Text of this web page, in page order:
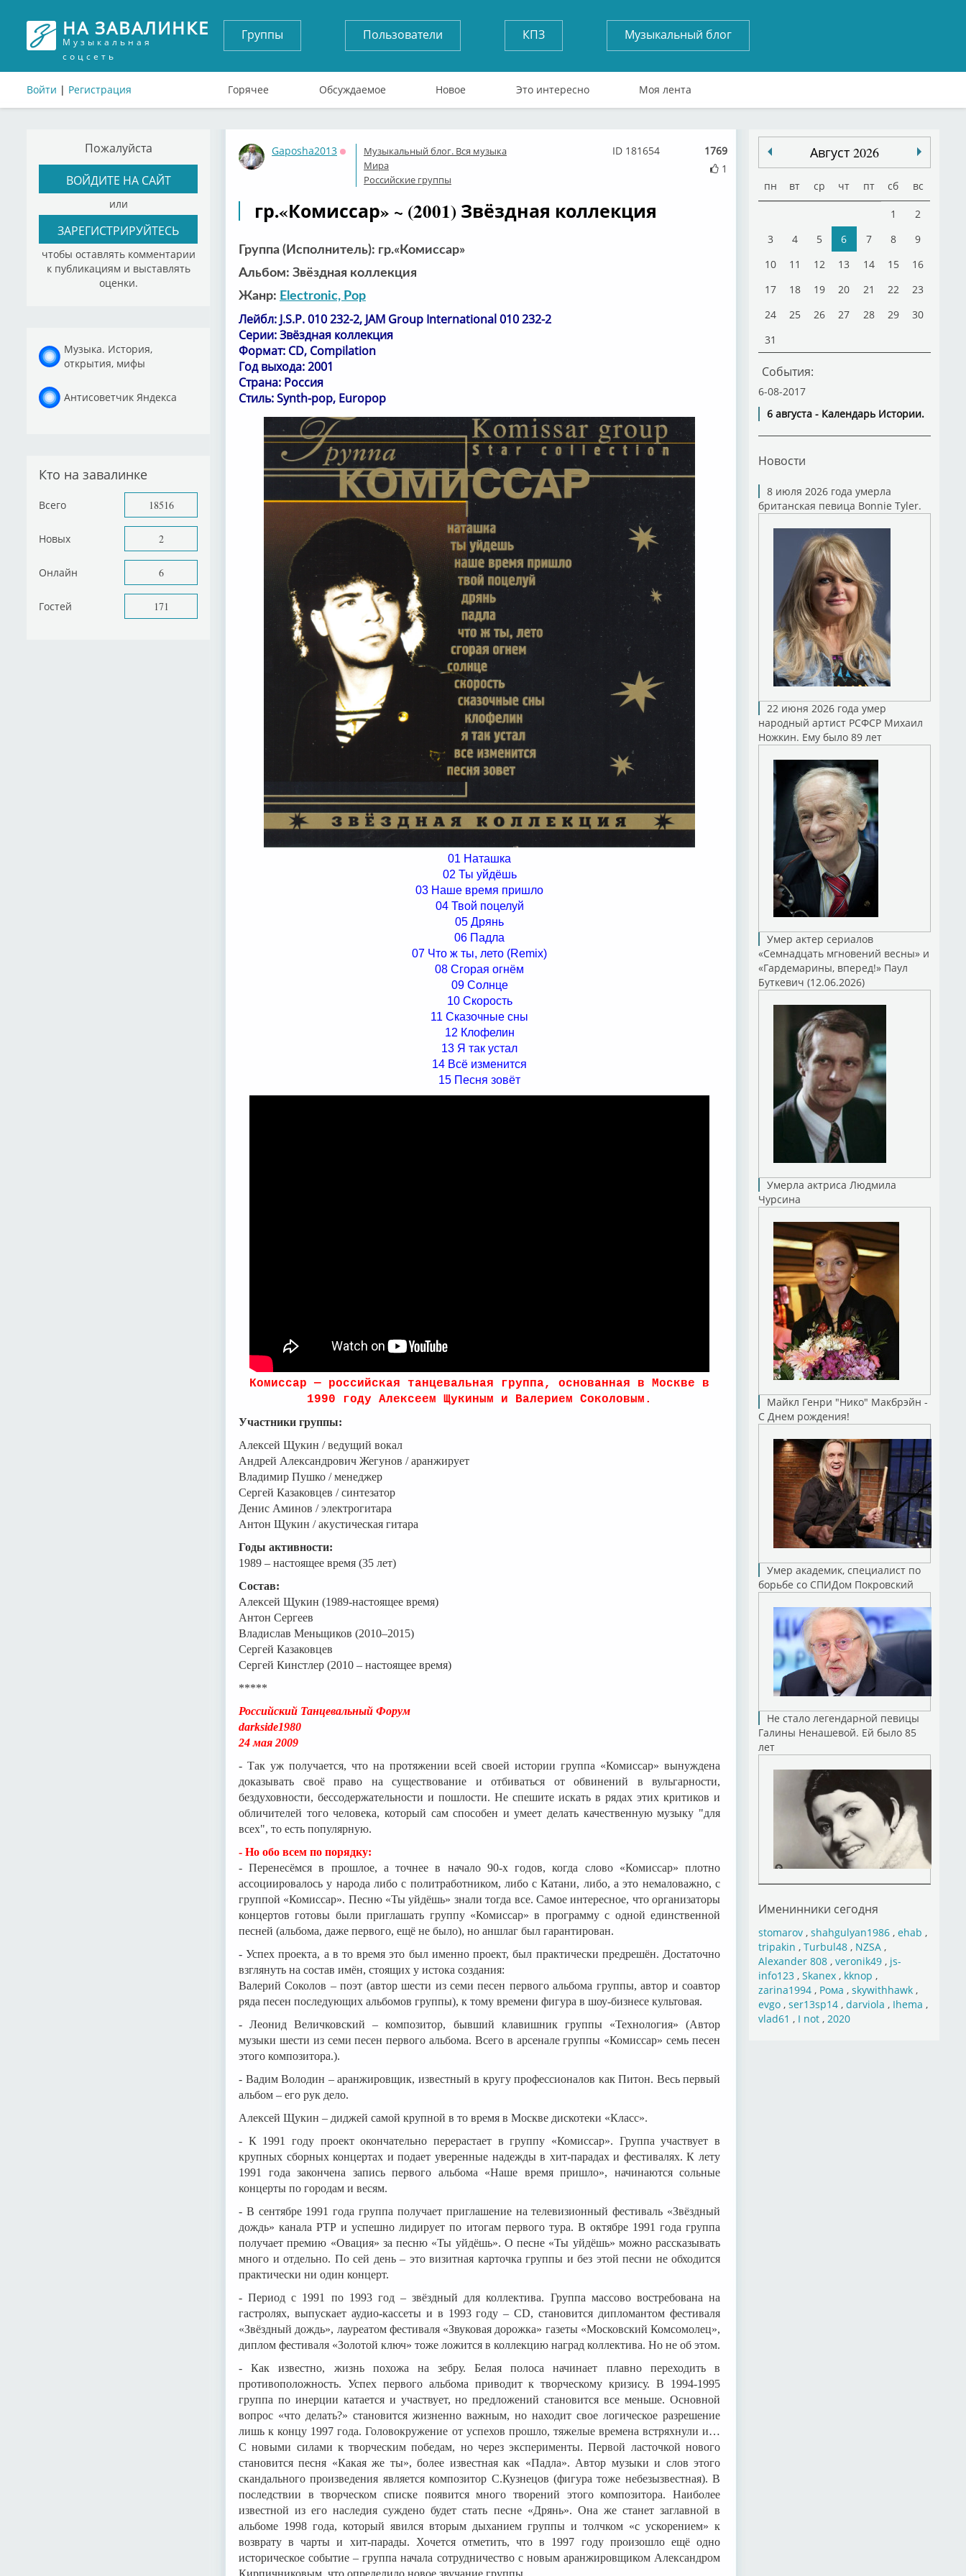
НА ЗАВАЛИНКЕ
Музыкальная
соцсеть
Войти | Регистрация
Группы Пользователи КПЗ Музыкальный блог
Горячее Обсуждаемое Новое Это интересно Моя лента
Пожалуйста
ВОЙДИТЕ НА САЙТ
или
ЗАРЕГИСТРИРУЙТЕСЬ
чтобы оставлять комментарии
к публикациям и выставлять
оценки.
Музыка. История,
открытия, мифы
Антисоветчик Яндекса
Кто на завалинке
Всего 18516
Новых 2
Онлайн 6
Гостей 171
Gaposha2013
Оффлайн
Музыкальный блог. Вся музыка
Мира
Российские группы
1769
1
ID 181654
гр.«Комиссар» ~ (2001) Звёздная коллекция
Группа (Исполнитель): гр.«Комиссар»
Альбом: Звёздная коллекция
Жанр: Electronic, Pop
Лейбл: J.S.P. 010 232-2, JAM Group International 010 232-2
Серии: Звёздная коллекция
Формат: CD, Compilation
Год выхода: 2001
Страна: Россия
Стиль: Synth-pop, Europop
01 Наташка
02 Ты уйдёшь
03 Наше время пришло
04 Твой поцелуй
05 Дрянь
06 Падла
07 Что ж ты, лето (Remix)
08 Сгорая огнём
09 Солнце
10 Скорость
11 Сказочные сны
12 Клофелин
13 Я так устал
14 Всё изменится
15 Песня зовёт
Комиссар — российская танцевальная группа, основанная в Москве в
1990 году Алексеем Щукиным и Валерием Соколовым.
Участники группы:
Алексей Щукин / ведущий вокал
Андрей Александрович Жегунов / аранжирует
Владимир Пушко / менеджер
Сергей Казаковцев / синтезатор
Денис Аминов / электрогитара
Антон Щукин / акустическая гитара
Годы активности:
1989 – настоящее время (35 лет)
Состав:
Алексей Щукин (1989-настоящее время)
Антон Сергеев
Владислав Меньщиков (2010–2015)
Сергей Казаковцев
Сергей Кинстлер (2010 – настоящее время)
*****
Российский Танцевальный Форум
darkside1980
24 мая 2009
- Так уж получается, что на протяжении всей своей истории группа «Комиссар» вынуждена
доказывать своё право на существование и отбиваться от обвинений в вульгарности,
бездуховности, бессодержательности и пошлости. Не спешите искать в рядах этих критиков и
обличителей того человека, который сам способен и умеет делать качественную музыку "для
всех", то есть популярную.
- Но обо всем по порядку:
- Перенесёмся в прошлое, а точнее в начало 90-х годов, когда слово «Комиссар» плотно
ассоциировалось у народа либо с политработником, либо с Катани, либо, а это немаловажно, с
группой «Комиссар». Песню «Ты уйдёшь» знали тогда все. Самое интересное, что организаторы
концертов готовы были приглашать группу «Комиссар» в программу с одной единственной
песней (альбома, даже первого, ещё не было), но аншлаг был гарантирован.
- Успех проекта, а в то время это был именно проект, был практически предрешён. Достаточно
взглянуть на состав имён, стоящих у истока создания:
Валерий Соколов – поэт (автор шести из семи песен первого альбома группы, автор и соавтор
ряда песен последующих альбомов группы), к тому времени фигура в шоу-бизнесе культовая.
- Леонид Величковский – композитор, бывший клавишник группы «Технология» (Автор
музыки шести из семи песен первого альбома. Всего в арсенале группы «Комиссар» семь песен
этого композитора.).
- Вадим Володин – аранжировщик, известный в кругу профессионалов как Питон. Весь первый
альбом – его рук дело.
Алексей Щукин – диджей самой крупной в то время в Москве дискотеки «Класс».
- К 1991 году проект окончательно перерастает в группу «Комиссар». Группа участвует в
крупных сборных концертах и подает уверенные надежды в хит-парадах и фестивалях. К лету
1991 года закончена запись первого альбома «Наше время пришло», начинаются сольные
концерты по городам и весям.
- В сентябре 1991 года группа получает приглашение на телевизионный фестиваль «Звёздный
дождь» канала РТР и успешно лидирует по итогам первого тура. В октябре 1991 года группа
получает премию «Овация» за песню «Ты уйдёшь». О песне «Ты уйдёшь» можно рассказывать
много и отдельно. По сей день – это визитная карточка группы и без этой песни не обходится
практически ни один концерт.
- Период с 1991 по 1993 год – звёздный для коллектива. Группа массово востребована на
гастролях, выпускает аудио-кассеты и в 1993 году – CD, становится дипломантом фестиваля
«Звёздный дождь», лауреатом фестиваля «Звуковая дорожка» газеты «Московский Комсомолец»,
диплом фестиваля «Золотой ключ» тоже ложится в коллекцию наград коллектива. Но не об этом.
- Как известно, жизнь похожа на зебру. Белая полоса начинает плавно переходить в
противоположность. Успех первого альбома приводит к творческому кризису. В 1994-1995
группа по инерции катается и участвует, но предложений становится все меньше. Основной
вопрос «что делать?» становится жизненно важным, но находит свое логическое разрешение
лишь к концу 1997 года. Головокружение от успехов прошло, тяжелые времена встряхнули и…
С новыми силами к творческим победам, но через эксперименты. Первой ласточкой нового
становится песня «Какая же ты», более известная как «Падла». Автор музыки и слов этого
скандального произведения является композитор С.Кузнецов (фигура тоже небезызвестная). В
последствии в творческом списке появится много творений этого композитора. Наиболее
известной из его наследия суждено будет стать песне «Дрянь». Она же станет заглавной в
альбоме 1998 года, который явился вторым дыханием группы и толчком «с ускорением» к
возврату в чарты и хит-парады. Хочется отметить, что в 1997 году произошло ещё одно
историческое событие – группа начала сотрудничество с новым аранжировщиком Александром
Август 2026
пн вт ср чт пт сб вс
1
2
3
4 5 6 7 8
9
10
11 12 13 14 15
16
17
18 19 20 21 22
23
24
25 26 27 28 29
30
31
События:
6-08-2017
6 августа - Календарь Истории.
Новости
8 июля 2026 года умерла
британская певица Bonnie Tyler.
22 июня 2026 года умер
народный артист РСФСР Михаил
Ножкин. Ему было 89 лет
Умер актер сериалов
«Семнадцать мгновений весны» и
«Гардемарины, вперед!» Паул
Буткевич (12.06.2026)
Умерла актриса Людмила
Чурсина
Майкл Генри "Нико" Макбрэйн -
С Днем рождения!
Умер академик, специалист по
борьбе со СПИДом Покровский
Не стало легендарной певицы
Галины Ненашевой. Ей было 85
лет
Именинники сегодня
stomarov, shahgulyan1986, ehab ,
tripakin , Turbul48, NZSA,
Alexander 808, veronik49, js-
info123, Skanex, kknop ,
zarina1994, Рома , skywithhawk,
evgo, ser13sp14, darviola , Ihema ,
vlad61 , I not, 2020